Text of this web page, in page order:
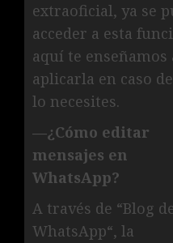
extraoficial, ya se
acceder a esta
aquí te enseñamos
aplicarla en caso
lo necesites.
—¿Cómo editar
mensajes en
WhatsApp?
A través de “Blog
WhatsApp“, la